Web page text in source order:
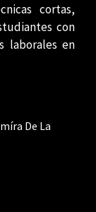
cortas,
con
laborales en
De La